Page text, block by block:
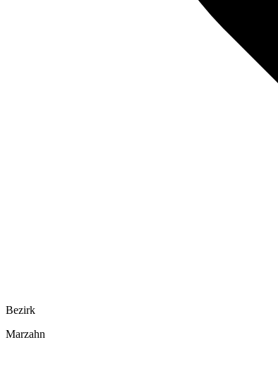
Bezirk
Marzahn